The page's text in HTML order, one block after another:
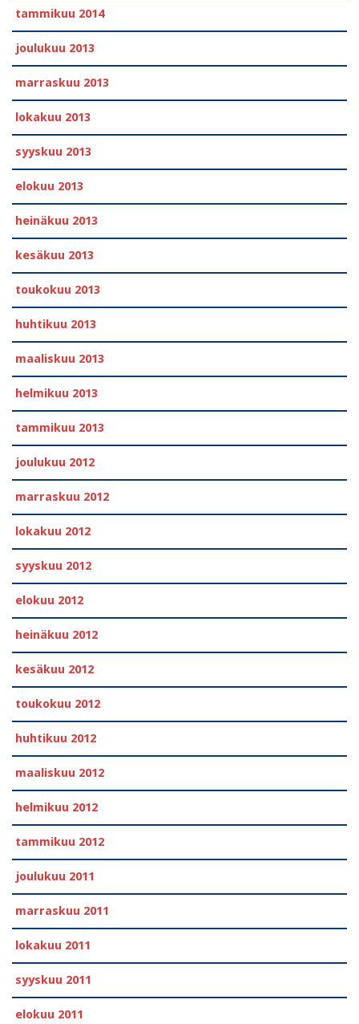
tammikuu 2014
joulukuu 2013
marraskuu 2013
lokakuu 2013
syyskuu 2013
elokuu 2013
heinäkuu 2013
kesäkuu 2013
toukokuu 2013
huhtikuu 2013
maaliskuu 2013
helmikuu 2013
tammikuu 2013
joulukuu 2012
marraskuu 2012
lokakuu 2012
syyskuu 2012
elokuu 2012
heinäkuu 2012
kesäkuu 2012
toukokuu 2012
huhtikuu 2012
maaliskuu 2012
helmikuu 2012
tammikuu 2012
joulukuu 2011
marraskuu 2011
lokakuu 2011
syyskuu 2011
elokuu 2011